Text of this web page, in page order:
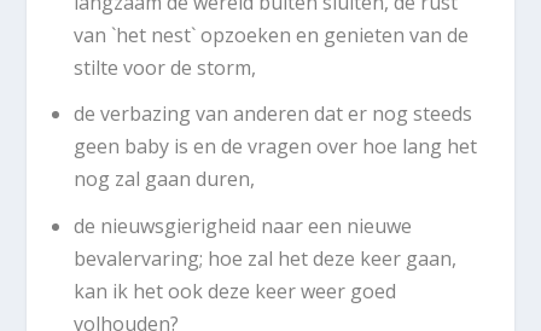
van `het nest` opzoeken en genieten van de
stilte voor de storm,
de verbazing van anderen dat er nog steeds
geen baby is en de vragen over hoe lang het
nog zal gaan duren,
de nieuwsgierigheid naar een nieuwe
bevalervaring; hoe zal het deze keer gaan,
kan ik het ook deze keer weer goed
volhouden?